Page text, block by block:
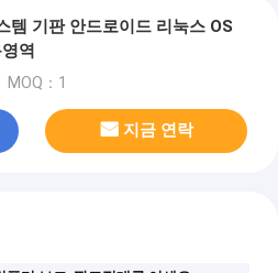
템 기판 안드로이드 리눅스 OS
역
MOQ：1
지금 연락